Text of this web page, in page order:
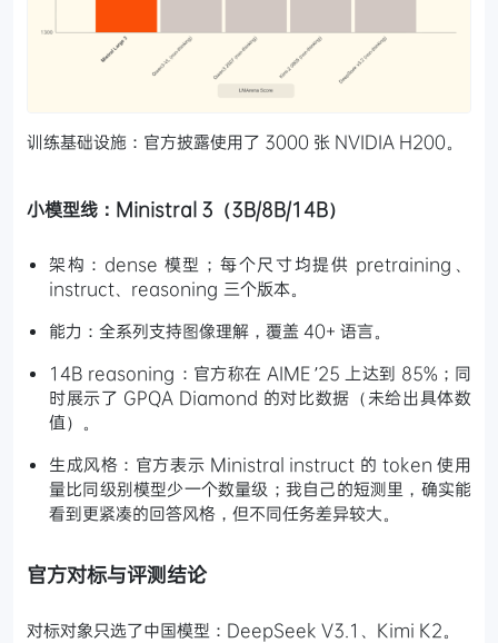
训练基础设施：官方披露使用了 3000 张 NVIDIA H200。
小模型线：Ministral 3（3B/8B/14B）
架构：dense 模型；每个尺寸均提供 pretraining、
instruct、reasoning 三个版本。
能力：全系列支持图像理解，覆盖 40+ 语言。
14B reasoning：官方称在 AIME ’25 上达到 85%；同
时展示了 GPQA Diamond 的对比数据（未给出具体数
值）。
生成风格：官方表示 Ministral instruct 的 token 使用
量比同级别模型少一个数量级；我自己的短测里，确实能
看到更紧凑的回答风格，但不同任务差异较大。
官方对标与评测结论
对标对象只选了中国模型：DeepSeek V3.1、Kimi K2。